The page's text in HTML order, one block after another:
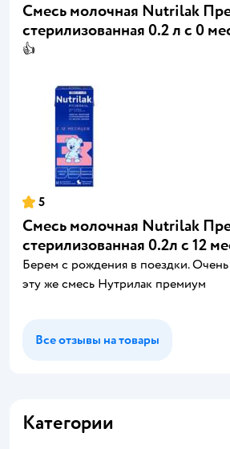
Смесь молочная Nutrilak
стерилизованная 0.2 л с 0
👍
5
Смесь молочная Nutrilak
стерилизованная 0.2л с 12
Берем с рождения в поездки.
эту же смесь Нутрилак премиум
Все отзывы на товары
Категории